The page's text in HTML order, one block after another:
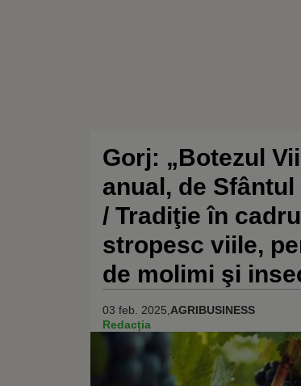
Gorj: „Botezul
anual, de
/ Tradiţie în
stropesc viile,
de molimi şi
03 feb. 2025, AGRIBUSINESS
Redacția